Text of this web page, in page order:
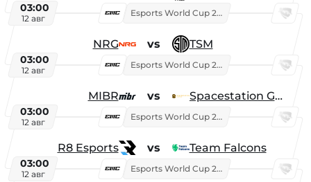
03:00
12 авг
Esports World Cup 2026
NRG vs TSM
03:00
12 авг
Esports World Cup 2026
MIBR vs Spacestation Gaming
03:00
12 авг
Esports World Cup 2026
R8 Esports vs Team Falcons
03:00
12 авг
Esports World Cup 2026